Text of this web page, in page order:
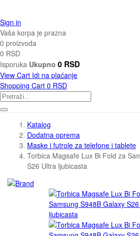
Sign in
Vaša korpa je prazna
0 proizvoda
0 RSD
Isporuka Ukupno 0 RSD
View Cart Idi na plaćanje
Shopping Cart 0 RSD
Katalog
Dodatna oprema
Maske i futrole za telefone i tablete
Torbica Magsafe Lux Bi Fold za
S26 Ultra ljubicasta